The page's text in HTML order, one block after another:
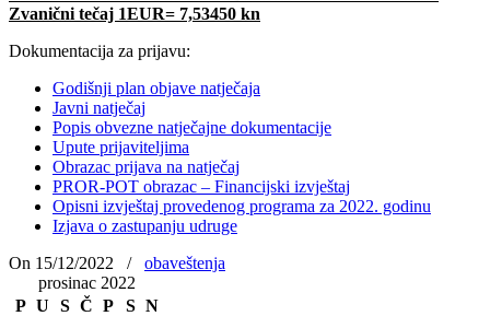
Zvanični tečaj 1EUR= 7,53450 kn
Dokumentacija za prijavu:
Godišnji plan objave natječaja
Javni natječaj
Popis obvezne natječajne dokumentacije
Upute prijaviteljima
Obrazac prijava na natječaj
PROR-POT obrazac – Financijski izvještaj
Opisni izvještaj provedenog programa za 2022. godinu
Izjava o zastupanju udruge
On 15/12/2022
/
obaveštenja
prosinac 2022
P U S Č P S N